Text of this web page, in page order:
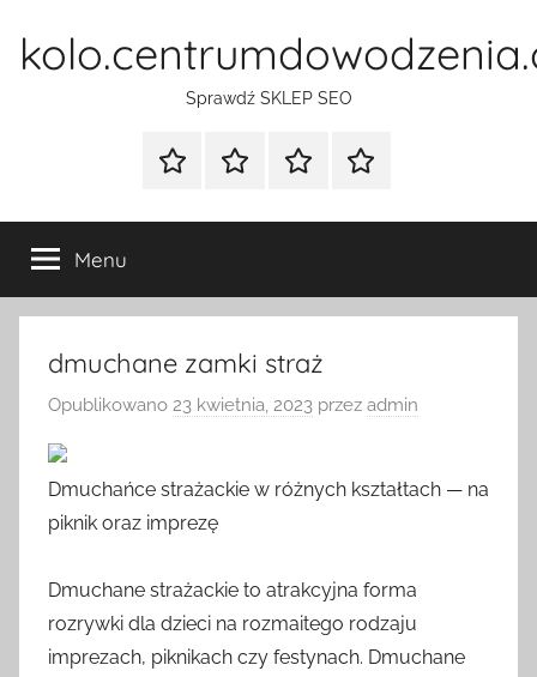
Sprawdź SKLEP SEO
Strona
Pozycjonowanie
SKLEP
BLOG
Menu
dmuchane zamki straż
Opublikowano 23 kwietnia, 2023 przez admin
Dmuchańce strażackie w różnych kształtach — na
piknik oraz imprezę
Dmuchane strażackie to atrakcyjna forma
rozrywki dla dzieci na rozmaitego rodzaju
imprezach, piknikach czy festynach. Dmuchane